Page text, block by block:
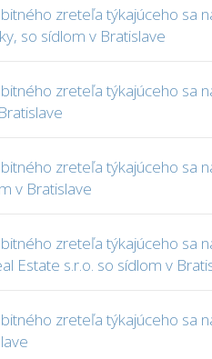
zreteľa týkajúceho sa
so sídlom v Bratislave
zreteľa týkajúceho sa
zreteľa týkajúceho sa
v Bratislave
zreteľa týkajúceho sa
Estate s.r.o. so sídlom v
zreteľa týkajúceho sa